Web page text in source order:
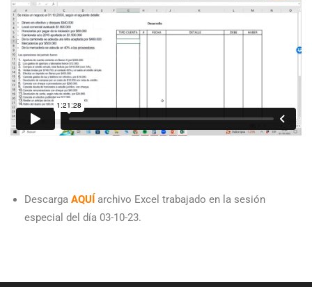
Descarga AQUÍ archivo Excel trabajado en la sesión
especial del día 03-10-23.